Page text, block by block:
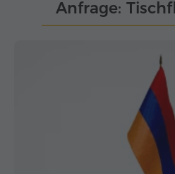
Anfrage: